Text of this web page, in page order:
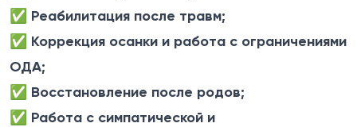
✅ Реабилитация после травм;
✅ Коррекция осанки и работа с ограничениями
ОДА;
✅ Восстановление после родов;
✅ Работа с симпатической и